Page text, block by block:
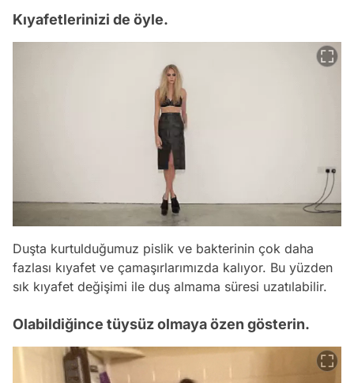
Kıyafetlerinizi de öyle.
Duşta kurtulduğumuz pislik ve bakterinin çok daha
fazlası kıyafet ve çamaşırlarımızda kalıyor. Bu yüzden
sık kıyafet değişimi ile duş almama süresi uzatılabilir.
Olabildiğince tüysüz olmaya özen gösterin.